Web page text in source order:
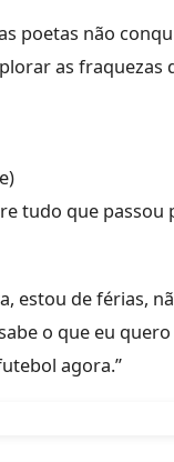
poetas não
as fraquezas
tudo que
estou de férias,
o que eu
agora.”